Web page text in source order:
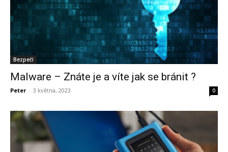
Bezpečí
Malware – Znáte je a víte jak se bránit ?
Peter - 3 května, 2023 0